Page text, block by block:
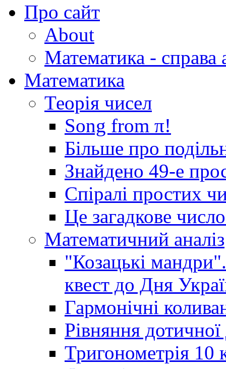
Про сайт
About
Математика - справа
Математика
Теорія чисел
Song from π!
Більше про
Знайдено 49-е
Спіралі простих
Це загадкове
Математичний аналіз
"Козацькі
квест до Дня
Гармонічні
Рівняння
Тригонометрія 10